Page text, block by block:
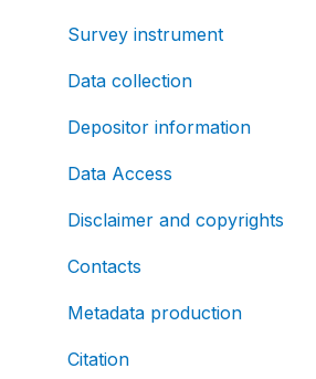
Survey instrument
Data collection
Depositor information
Data Access
Disclaimer and copyrights
Contacts
Metadata production
Citation